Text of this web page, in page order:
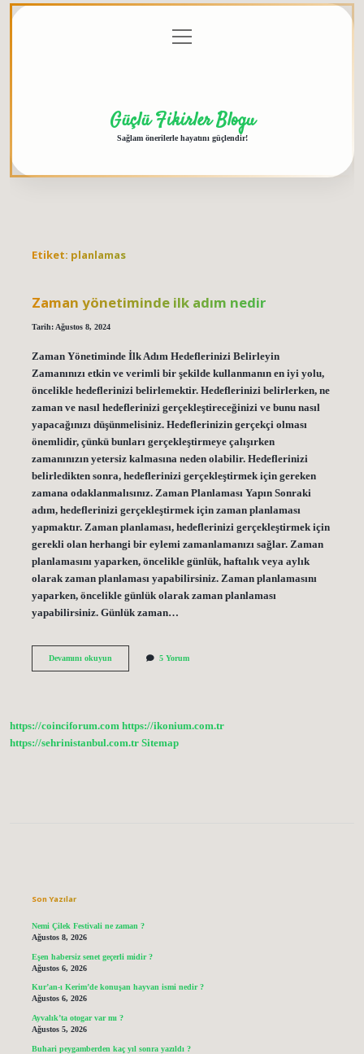
menüyü
aç
Güçlü Fikirler Blogu
Sağlam önerilerle hayatını güçlendir!
Etiket: planlamas
Zaman yönetiminde ilk adım nedir
Tarih: Ağustos 8, 2024
Zaman Yönetiminde İlk Adım Hedeflerinizi Belirleyin
Zamanınızı etkin ve verimli bir şekilde kullanmanın en iyi yolu,
öncelikle hedeflerinizi belirlemektir. Hedeflerinizi belirlerken, ne
zaman ve nasıl hedeflerinizi gerçekleştireceğinizi ve bunu nasıl
yapacağınızı düşünmelisiniz. Hedeflerinizin gerçekçi olması
önemlidir, çünkü bunları gerçekleştirmeye çalışırken
zamanınızın yetersiz kalmasına neden olabilir. Hedeflerinizi
belirledikten sonra, hedeflerinizi gerçekleştirmek için gereken
zamana odaklanmalısınız. Zaman Planlaması Yapın Sonraki
adım, hedeflerinizi gerçekleştirmek için zaman planlaması
yapmaktır. Zaman planlaması, hedeflerinizi gerçekleştirmek için
gerekli olan herhangi bir eylemi zamanlamanızı sağlar. Zaman
planlamasını yaparken, öncelikle günlük, haftalık veya aylık
olarak zaman planlaması yapabilirsiniz. Zaman planlamasını
yaparken, öncelikle günlük olarak zaman planlaması
yapabilirsiniz. Günlük zaman…
Devamını okuyunZaman
5 Yorum
https://coinciforum.com https://ikonium.com.tr
https://sehrinistanbul.com.tr Sitemap
Son Yazılar
Nemi Çilek Festivali ne zaman ?
Ağustos 8, 2026
Eşen habersiz senet geçerli midir ?
Ağustos 6, 2026
Kur’an-ı Kerim’de konuşan hayvan ismi nedir ?
Ağustos 6, 2026
Ayvalık’ta otogar var mı ?
Ağustos 5, 2026
Buhari peygamberden kaç yıl sonra yazıldı ?